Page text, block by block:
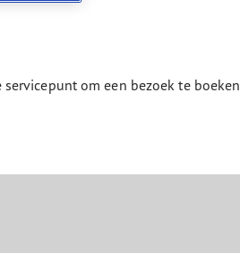
om een bezoek te boeken